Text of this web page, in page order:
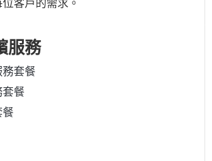
客戶的需求。
服務
套餐
餐